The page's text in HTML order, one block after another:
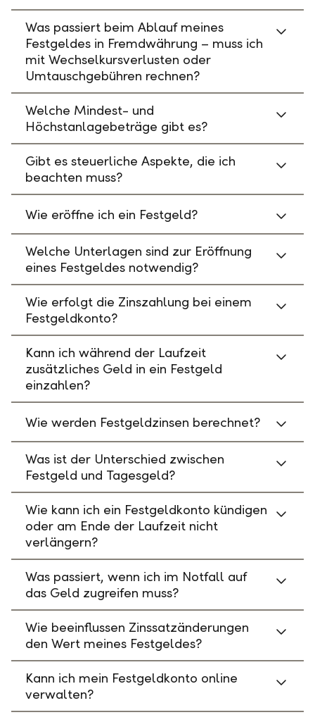
Was passiert beim Ablauf meines
Festgeldes in Fremdwährung – muss ich
mit Wechselkursverlusten oder
Umtauschgebühren rechnen?
Welche Mindest- und
Höchstanlagebeträge gibt es?
Gibt es steuerliche Aspekte, die ich
beachten muss?
Wie eröffne ich ein Festgeld?
Welche Unterlagen sind zur Eröffnung
eines Festgeldes notwendig?
Wie erfolgt die Zinszahlung bei einem
Festgeldkonto?
Kann ich während der Laufzeit
zusätzliches Geld in ein Festgeld
einzahlen?
Wie werden Festgeldzinsen berechnet?
Was ist der Unterschied zwischen
Festgeld und Tagesgeld?
Wie kann ich ein Festgeldkonto kündigen
oder am Ende der Laufzeit nicht
verlängern?
Was passiert, wenn ich im Notfall auf
das Geld zugreifen muss?
Wie beeinflussen Zinssatzänderungen
den Wert meines Festgeldes?
Kann ich mein Festgeldkonto online
verwalten?